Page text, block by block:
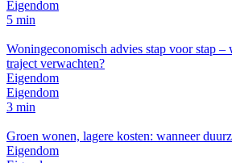
Eigendom
5 min
Woningeconomisch advies stap voor stap –
traject verwachten?
Eigendom
Eigendom
3 min
Groen wonen, lagere kosten: wanneer
Eigendom